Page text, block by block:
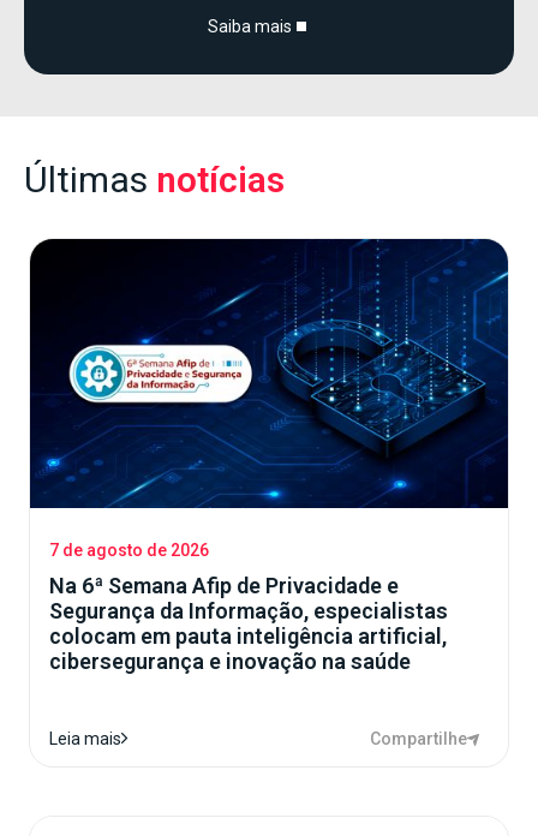
Saiba mais
Últimas notícias
7 de agosto de 2026
Na 6ª Semana Afip de Privacidade e
Segurança da Informação, especialistas
colocam em pauta inteligência artificial,
cibersegurança e inovação na saúde
Leia mais Compartilhe